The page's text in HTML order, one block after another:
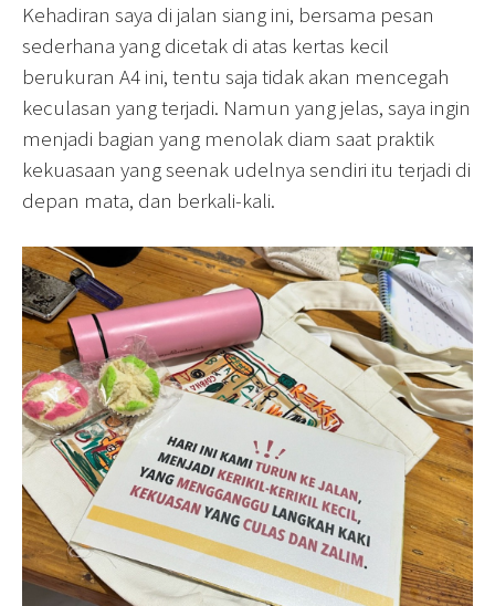
Kehadiran saya di jalan siang ini, bersama pesan
sederhana yang dicetak di atas kertas kecil
berukuran A4 ini, tentu saja tidak akan mencegah
keculasan yang terjadi. Namun yang jelas, saya ingin
menjadi bagian yang menolak diam saat praktik
kekuasaan yang seenak udelnya sendiri itu terjadi di
depan mata, dan berkali-kali.